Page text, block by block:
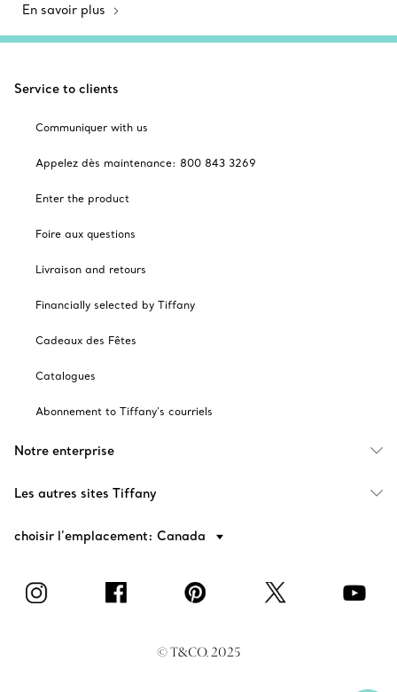
En savoir plus
Service to clients
Communiquer with us
Appelez dès maintenance: 800 843 3269
Enter the product
Foire aux questions
Livraison and retours
Financially selected by Tiffany
Cadeaux des Fêtes
Catalogues
Abonnement to Tiffany's courriels
Notre enterprise
Les autres sites Tiffany
choisir l’emplacement: Canada
© T&CO. 2025